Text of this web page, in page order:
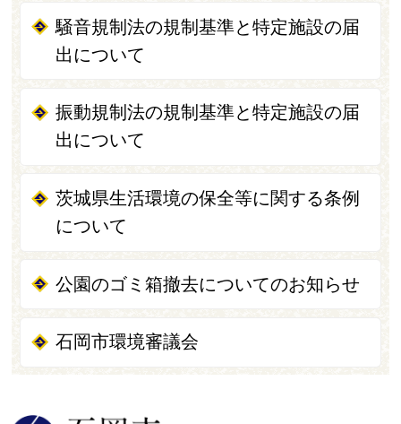
騒音規制法の規制基準と特定施設の届
出について
振動規制法の規制基準と特定施設の届
出について
茨城県生活環境の保全等に関する条例
について
公園のゴミ箱撤去についてのお知らせ
石岡市環境審議会